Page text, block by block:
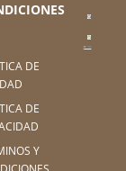
DE
DE
Y